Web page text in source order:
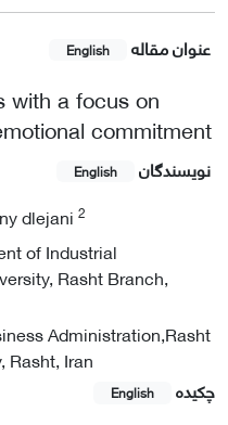
عنوان مقاله English
with a focus on
commitment
نویسندگان English
dlejani 2
of Industrial
Rasht Branch,
Administration,Rasht
Rasht, Iran
چکیده
English